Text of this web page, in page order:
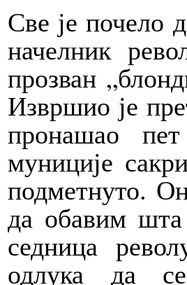
Све је почело
начелник
прозван
Извршио је
пронашао
муниције
подметнуто.
да обавим
седница
одлука да